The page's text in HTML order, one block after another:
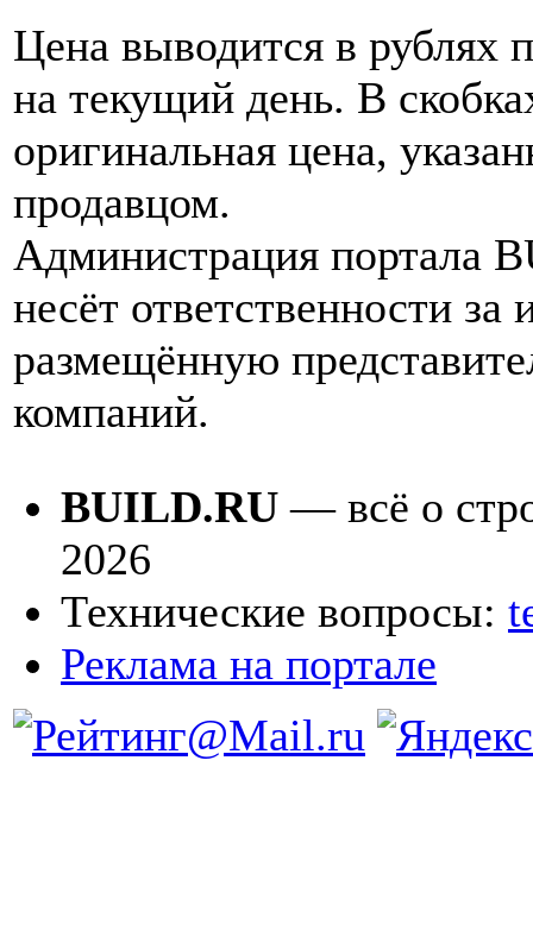
Цена выводится в рублях
на текущий день. В
оригинальная цена,
продавцом.
Администрация портала
несёт ответственности
размещённую
компаний.
BUILD.RU — всё о
2026
Технические вопросы:
Реклама на портале